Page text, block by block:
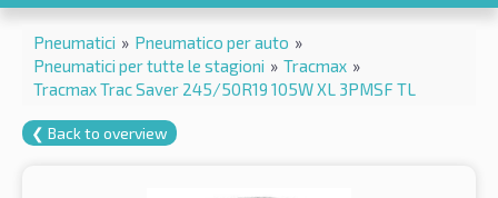
Pneumatici » Pneumatico per auto »
Pneumatici per tutte le stagioni » Tracmax »
Tracmax Trac Saver 245/50R19 105W XL 3PMSF TL
❮ Back to overview